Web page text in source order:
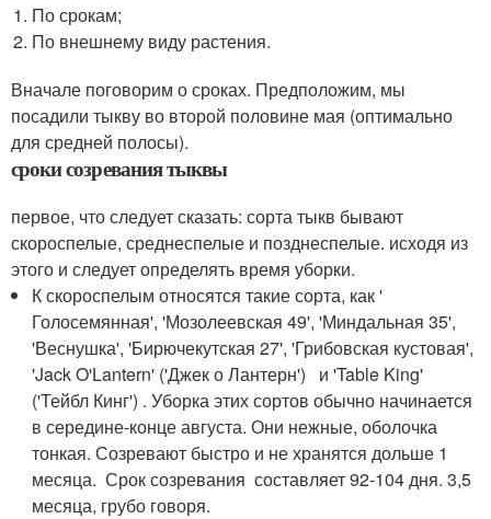
По срокам;
По внешнему виду растения.
Вначале поговорим о сроках. Предположим, мы
посадили тыкву во второй половине мая (оптимально
для средней полосы).
сроки созревания тыквы
первое, что следует сказать: сорта тыкв бывают
скороспелые, среднеспелые и позднеспелые. исходя из
этого и следует определять время уборки.
К скороспелым относятся такие сорта, как '
Голосемянная', 'Мозолеевская 49', 'Миндальная 35',
'Веснушка', 'Бирючекутская 27', 'Грибовская кустовая',
'Jack O'Lantern' ('Джек о Лантерн') и 'Table King'
('Тейбл Кинг') . Уборка этих сортов обычно начинается
в середине-конце августа. Они нежные, оболочка
тонкая. Созревают быстро и не хранятся дольше 1
месяца. Срок созревания составляет 92-104 дня. 3,5
месяца, грубо говоря.